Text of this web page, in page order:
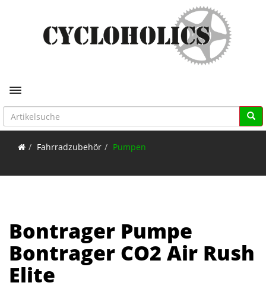
Toggle navigation
Fahrradzubehör Pumpen
Bontrager Pumpe
Bontrager CO2 Air Rush
Elite